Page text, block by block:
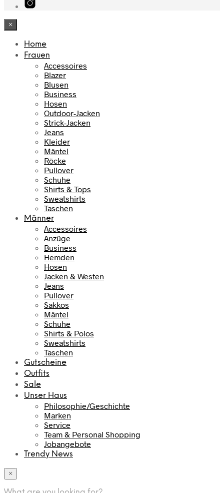
×
Home
Frauen
Accessoires
Blazer
Blusen
Business
Hosen
Outdoor-Jacken
Strick-Jacken
Jeans
Kleider
Mäntel
Röcke
Pullover
Schuhe
Shirts & Tops
Sweatshirts
Taschen
Männer
Accessoires
Anzüge
Business
Hemden
Hosen
Jacken & Westen
Jeans
Pullover
Sakkos
Mäntel
Schuhe
Shirts & Polos
Sweatshirts
Taschen
Gutscheine
Outfits
Sale
Unser Haus
Philosophie/Geschichte
Marken
Service
Team & Personal Shopping
Jobangebote
Trendy News
×